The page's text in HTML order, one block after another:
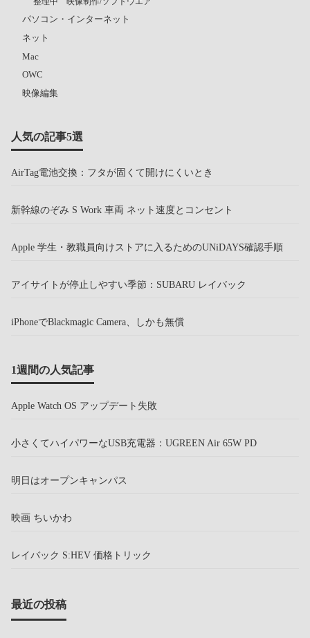
パソコン・インターネット
ネット
Mac
OWC
映像編集
人気の記事5選
AirTag電池交換：フタが固くて開けにくいとき
新幹線のぞみ S Work 車両 ネット速度とコンセント
Apple 学生・教職員向けストアに入るためのUNiDAYS確認手順
アイサイトが停止しやすい季節：SUBARU レイバック
iPhoneでBlackmagic Camera、しかも無償
1週間の人気記事
Apple Watch OS アップデート失敗
小さくてハイパワーなUSB充電器：UGREEN Air 65W PD
明日はオープンキャンパス
映画 ちいかわ
レイバック S:HEV 価格トリック
最近の投稿